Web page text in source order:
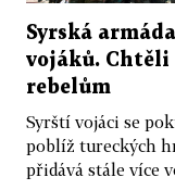
Syrská
vojáků. Chtěli
rebelům
Syrští vojáci se
poblíž tureckých
přidává stále více